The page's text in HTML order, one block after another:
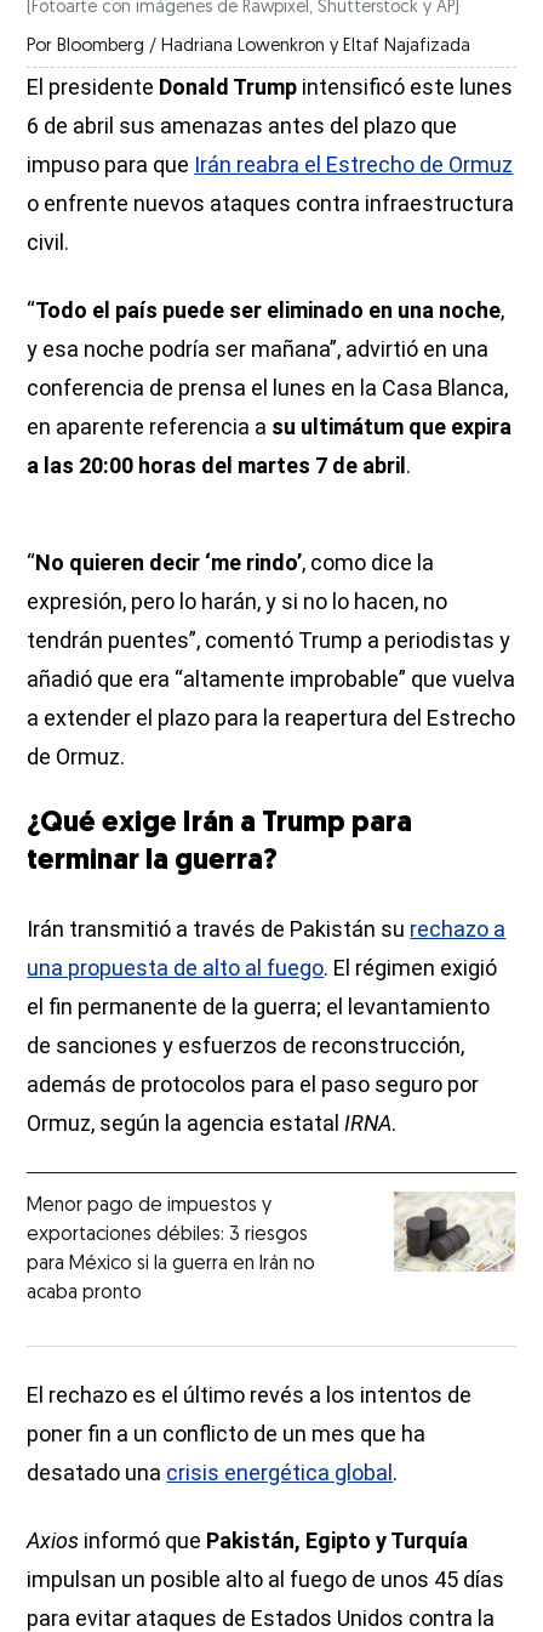
(Fotoarte con imágenes de Rawpixel, Shutterstock y AP)
Por Bloomberg / Hadriana Lowenkron y Eltaf Najafizada
El presidente Donald Trump intensificó este lunes
6 de abril sus amenazas antes del plazo que
impuso para que Irán reabra el Estrecho de Ormuz
o enfrente nuevos ataques contra infraestructura
civil.
“Todo el país puede ser eliminado en una noche,
y esa noche podría ser mañana”, advirtió en una
conferencia de prensa el lunes en la Casa Blanca,
en aparente referencia a su ultimátum que expira
a las 20:00 horas del martes 7 de abril.
“No quieren decir ‘me rindo’, como dice la
expresión, pero lo harán, y si no lo hacen, no
tendrán puentes”, comentó Trump a periodistas y
añadió que era “altamente improbable” que vuelva
a extender el plazo para la reapertura del Estrecho
de Ormuz.
¿Qué exige Irán a Trump para
terminar la guerra?
Irán transmitió a través de Pakistán su rechazo a
una propuesta de alto al fuego. El régimen exigió
el fin permanente de la guerra; el levantamiento
de sanciones y esfuerzos de reconstrucción,
además de protocolos para el paso seguro por
Ormuz, según la agencia estatalIRNA.
Menor pago de impuestos y
exportaciones débiles: 3 riesgos
para México si la guerra en Irán no
acaba pronto
El rechazo es el último revés a los intentos de
poner fin a un conflicto de un mes que ha
desatado una crisis energética global.
Axios informó que Pakistán, Egipto y Turquía
impulsan un posible alto al fuego de unos 45 días
para evitar ataques de Estados Unidos contra la